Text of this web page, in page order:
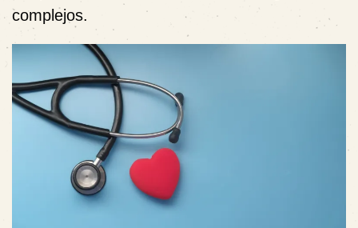
complejos.